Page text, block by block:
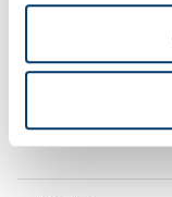
Allenatore
Stefano